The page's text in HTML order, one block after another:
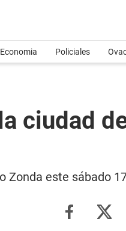
Economia Policiales
ciudad
Zonda este sábado